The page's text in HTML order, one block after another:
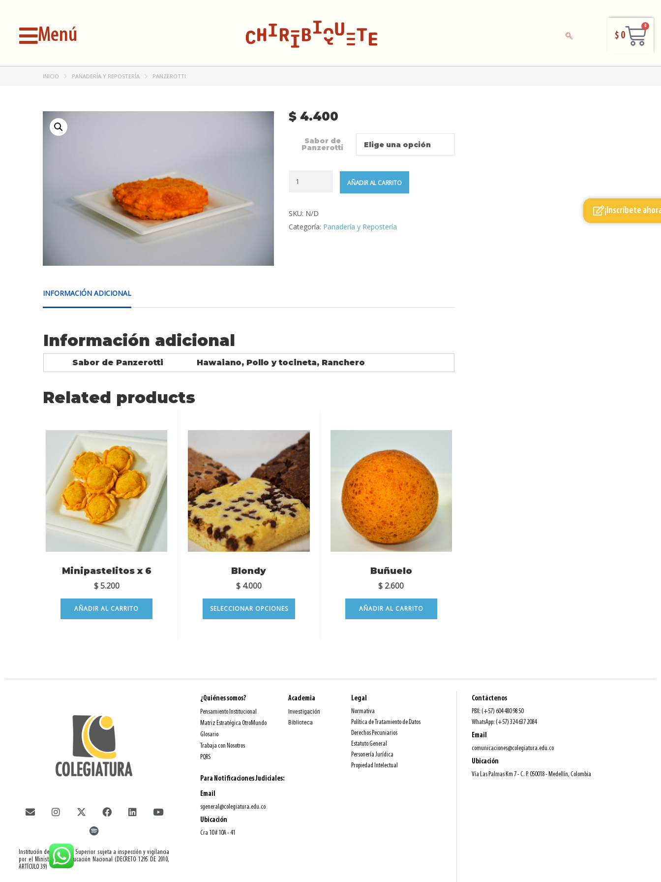
Menú $ 0
0
INICIO PANADERÍA Y REPOSTERÍA PANZEROTTI
$ 4.400
Sabor de
Panzerotti Elige una opción
AÑADIR AL CARRITO
SKU: N/D
Categoría: Panadería y Repostería
INFORMACIÓN ADICIONAL
Información adicional
Sabor de Panzerotti Hawaiano, Pollo y tocineta, Ranchero
Related products
Minipastelitos x 6
$5.200
AÑADIR AL CARRITO
Blondy
$4.000
SELECCIONAR OPCIONES
Buñuelo
$ 2.600
AÑADIR AL CARRITO
¡Inscríbete
Institución de Educación Superior sujeta a inspección y vigilancia
por el Ministerio de Educación Nacional (DECRETO 1295 DE 2010,
ARTÍCULO 39)
¿Quiénes somos? Academia
Legal
Pensamiento Institucional
Matriz Estratégica OtroMundo
Glosario
Trabaja con Nosotros
PQRS
Investigación
Biblioteca
Normativa
Política de Tratamiento de Datos
Derechos Pecuniarios
Estatuto General
Personería Jurídica
Propiedad Intelectual
Para Notificaciones Judiciales:
Email
sgeneral@colegiatura.edu.co
Ubicación
Cra 10 # 10A - 41
Contáctenos
PBX: (+57) 604 480 98 50
WhatsApp: (+57) 324 637 2084
Email
comunicaciones@colegiatura.edu.co
Ubicación
Vía Las Palmas Km 7 - C. P. 050018 - Medellín, Colombia